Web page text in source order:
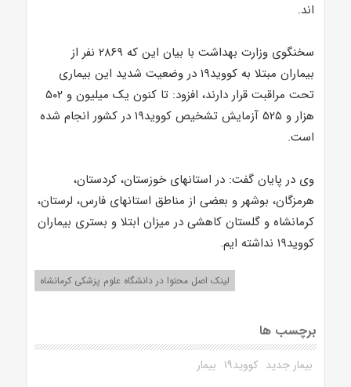
اند.
سخنگوی وزارت بهداشت با بیان این که ۲۸۶۹ نفر از
بیماران مبتلا به کووید۱۹ در وضعیت شدید این بیماری
تحت مراقبت قرار دارند، افزود: تا کنون یک میلیون و ۵۰۲
هزار و ۵۲۵ آزمایش تشخیص کووید۱۹ در کشور انجام شده
است.
وی در پایان گفت: در استانهای خوزستان، کردستان،
هرمزگان، بوشهر و بعضی از مناطق استانهای فارس، لرستان،
کرمانشاه و گلستان کاهشی در میزان ابتلا و بستری بیماران
کووید۱۹ نداشته ایم.
لینک اصل محتوا در دانشگاه علوم پزشکی کرمانشاه
برچسب ها
بیمار جدید کووید۱۹ بیمار